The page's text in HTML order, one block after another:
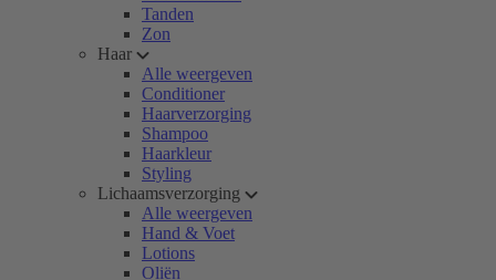
Tanden
Zon
Haar
Alle weergeven
Conditioner
Haarverzorging
Shampoo
Haarkleur
Styling
Lichaamsverzorging
Alle weergeven
Hand & Voet
Lotions
Oliën